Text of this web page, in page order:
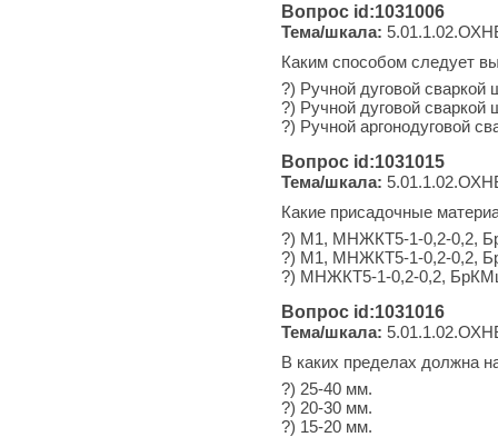
Вопрос id:1031006
Тема/шкала:
Каким способом следует
?) Ручной дуговой сваркой
?) Ручной дуговой
?) Ручной аргонодуговой
Вопрос id:1031015
Тема/шкала:
Какие присадочные
?) М1, МНЖКТ5-1-0,2-0,2,
?) М1, МНЖКТ5-1-0,2-0,2,
?) МНЖКТ5-1-0,2-0,2,
Вопрос id:1031016
Тема/шкала:
В каких пределах должна
?) 25-40 мм.
?) 20-30 мм.
?) 15-20 мм.